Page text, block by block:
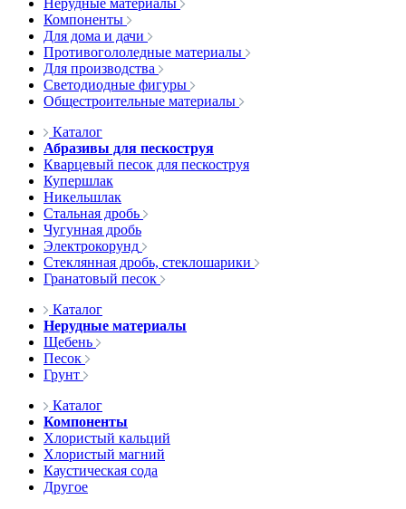
Нерудные материалы
Компоненты
Для дома и дачи
Противогололедные материалы
Для производства
Светодиодные фигуры
Общестроительные материалы
Каталог
Абразивы для пескоструя
Кварцевый песок для пескоструя
Купершлак
Никельшлак
Стальная дробь
Чугунная дробь
Электрокорунд
Стеклянная дробь, стеклошарики
Гранатовый песок
Каталог
Нерудные материалы
Щебень
Песок
Грунт
Каталог
Компоненты
Хлористый кальций
Хлористый магний
Каустическая сода
Другое